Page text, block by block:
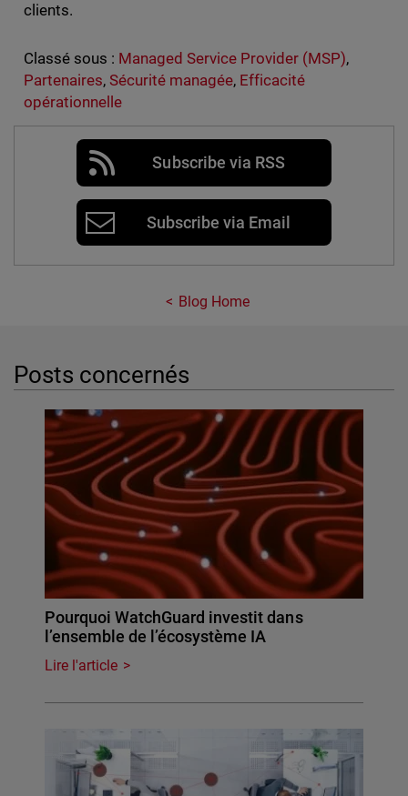
clients.
Classé sous : Managed Service Provider (MSP),
Partenaires, Sécurité managée, Efficacité
opérationnelle
Subscribe via RSS
Subscribe via Email
Blog Home
Posts concernés
Pourquoi WatchGuard investit dans
l’ensemble de l’écosystème IA
Lire l'article